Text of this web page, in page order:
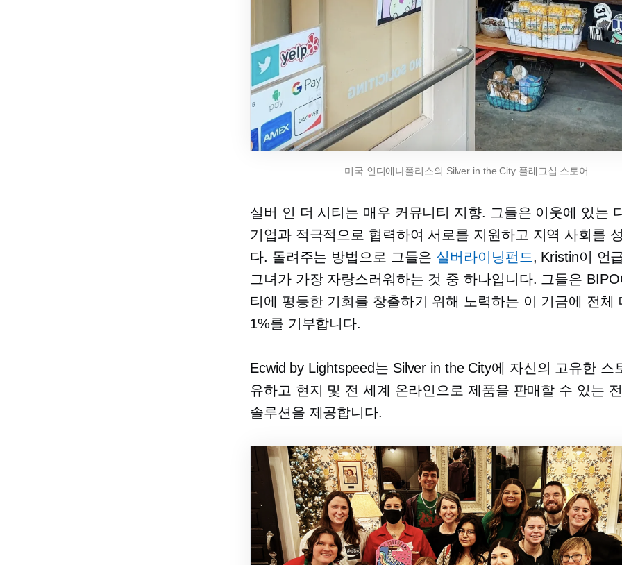
미국 인디애나폴리스의 Silver in the City 플래그십 스토어
실버 인 더 시티는 매우 커뮤니티 지향. 그들은 이웃에 있는
기업과 적극적으로 협력하여 서로를 지원하고 지역 사회를
다. 돌려주는 방법으로 그들은 실버라이닝펀드, Kristin이 언
그녀가 가장 자랑스러워하는 것 중 하나입니다. 그들은
티에 평등한 기회를 창출하기 위해 노력하는 이 기금에 전체
1%를 기부합니다.
Ecwid by Lightspeed는 Silver in the City에 자신의 고유한 스
유하고 현지 및 전 세계 온라인으로 제품을 판매할 수 있는
솔루션을 제공합니다.